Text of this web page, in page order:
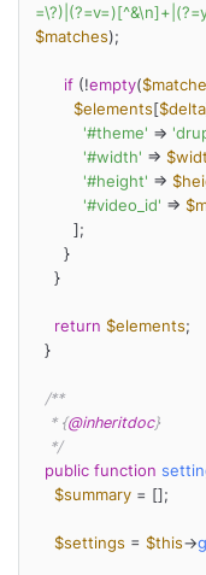
$matches);
if (!empty(
$elements [$delta
'#theme' =>
'#width' =>
'#height' =>
'#video_id' =>
return $elements;
/**
   * {
@inheritdoc}
   */
public function
$summary = [];
$settings = $this->